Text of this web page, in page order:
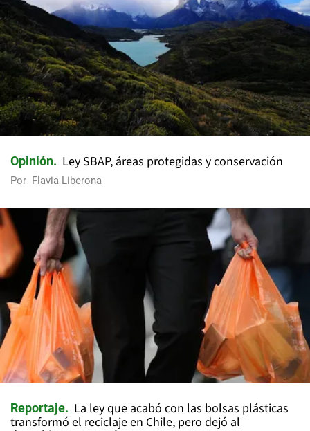
Opinión Ley SBAP, áreas protegidas y conservación
Por Flavia Liberona
Reportaje
La ley que acabó con las bolsas plásticas
transformó el reciclaje en Chile, pero dejó al